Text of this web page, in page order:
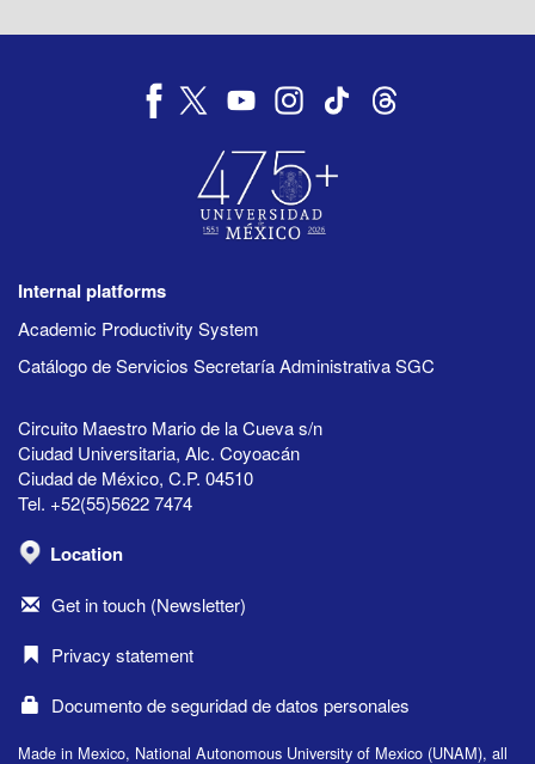
Internal platforms
Academic Productivity System
Catálogo de Servicios Secretaría Administrativa SGC
Circuito Maestro Mario de la Cueva s/n
Ciudad Universitaria, Alc. Coyoacán
Ciudad de México, C.P. 04510
Tel. +52(55)5622 7474
Location
Get in touch (Newsletter)
Privacy statement
Documento de seguridad de datos personales
Made in Mexico, National Autonomous University of Mexico (UNAM), all